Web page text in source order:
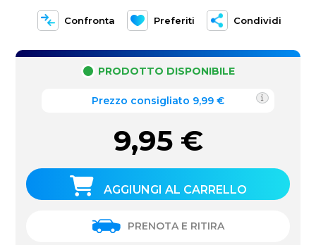
Confronta Preferiti Condividi
PRODOTTO DISPONIBILE
Prezzo consigliato 9,99 €
9,95 €
AGGIUNGI AL CARRELLO
PRENOTA E RITIRA